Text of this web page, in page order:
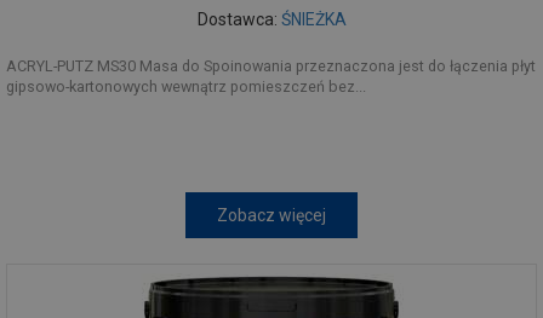
Dostawca: ŚNIEŻKA
ACRYL-PUTZ MS30 Masa do Spoinowania przeznaczona jest do łączenia płyt
gipsowo-kartonowych wewnątrz pomieszczeń bez...
Zobacz więcej